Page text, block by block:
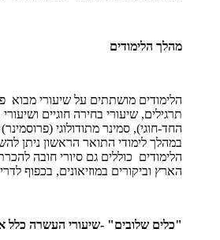
מהלך הלימודים
הלימודים מושתתים על שיעורי מבוא
תרגילים, שיעורי בחירה חוגיים
החד-חוגי), סמינר מתודולוגי
במהלך לימודי התואר הראשון ניתן
הלימודים כוללים גם סיורי חובה
הארץ וביקורים במוזיאונים, בכפוף
"כלים שלובים" -שיעורי העשרה כלל